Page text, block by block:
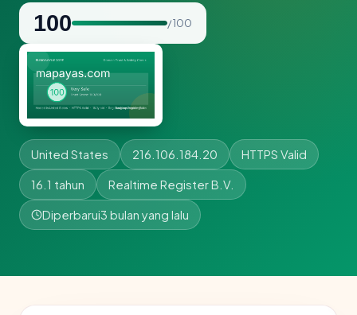
100 / 100
United States 216.106.184.20 HTTPS Valid
16.1 tahun Realtime Register B.V.
Diperbarui3 bulan yang lalu